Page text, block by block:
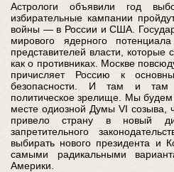
Астрологи объявили год
избирательные кампании
войны — в России и США.
мирового ядерного
представителей власти, которые
как о противниках. Москве
причисляет Россию к
безопасности. И там и там
политическое зрелище. Мы будем
месте одиозной Думы VI созыва,
привело страну в новый
запретительного
выбирать нового президента и
самыми радикальными
Америки.